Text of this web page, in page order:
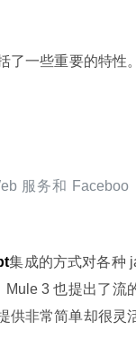
了一些重要的特性。
服务和 Faceboo
集成的方式对各种
3 也提出了流
供非常简单却很灵